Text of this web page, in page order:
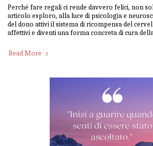
Perché fare regali ci rende davvero felici, non
articolo esploro, alla luce di psicologia e
del dono attivi il sistema di ricompensa del
affettivi e diventi una forma concreta di cura
Read More